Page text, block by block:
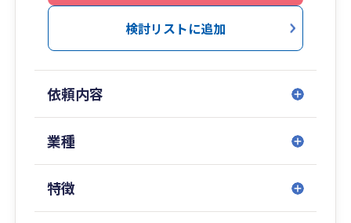
検討リストに追加
依頼内容
業種
特徴